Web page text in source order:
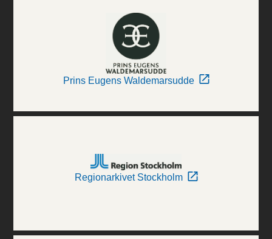
Prins Eugens Waldemarsudde
Regionarkivet Stockholm